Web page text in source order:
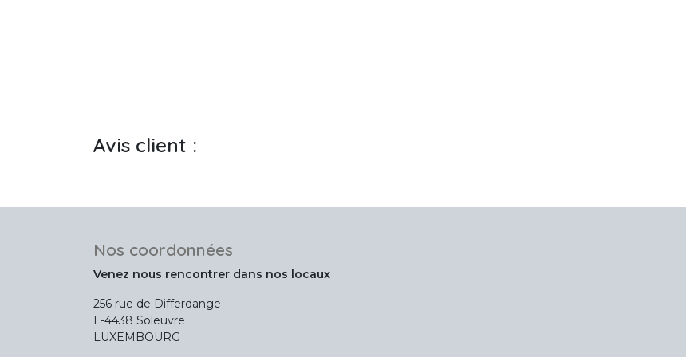
Avis client :
Nos coordonnées
Venez nous rencontrer dans nos locaux
256 rue de Differdange
L-4438 Soleuvre
LUXEMBOURG